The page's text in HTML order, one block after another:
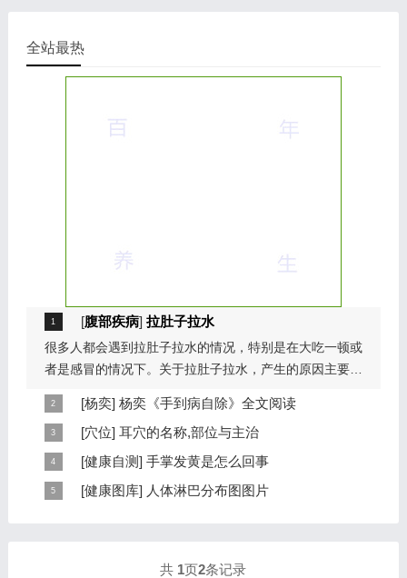
全站最热
[腹部疾病] 拉肚子拉水
很多人都会遇到拉肚子拉水的情况，特别是在大吃一顿或
者是感冒的情况下。关于拉肚子拉水，产生的原因主要是
[杨奕] 杨奕《手到病自除》全文阅读
本页提供杨奕手到病自除全文阅读。包括完整目录、共计
6大章，66个小节的详细内容。涉及到全身的各个反射
区，以及自然疗法、反射区疗法、食疗等。另外...
[穴位] 耳穴的名称,部位与主治
耳穴在耳郭的分布有一定规律，耳穴在耳郭的分布犹如一
个倒置在子宫内的胎儿，头部朝下，臀部朝上。其分布的
规律是，与面颊相应的穴位在耳垂；与上肢相...
[健康自测] 手掌发黄是怎么回事
手掌发黄，一般是血管内血液不充盈或是皮肤营养不良的
[健康图库] 人体淋巴分布图图片
出的淋巴癌，图片尺寸390x378像素，格式是JPG...
共 1页2条记录